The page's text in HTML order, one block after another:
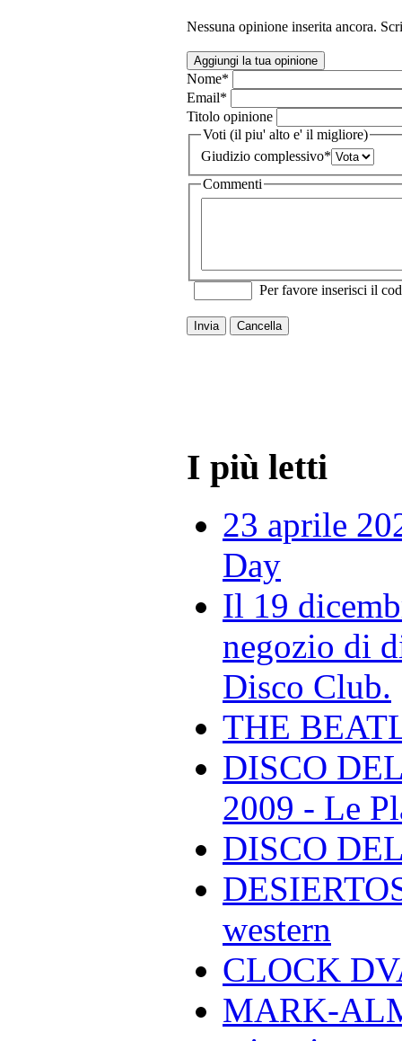
Nessuna opinione inserita ancora.
Aggiungi la tua opinione
Nome*
Email*
Titolo opinione
Voti (il piu' alto e' il migliore)
Giudizio complessivo*
Commenti
Per favore inserisci il
Invia Cancella
I più letti
23 aprile
Day
Il 19
negozio di
Disco Club.
THE
DISCO
2009 - Le
DISCO
western
CLOCK
MARK-